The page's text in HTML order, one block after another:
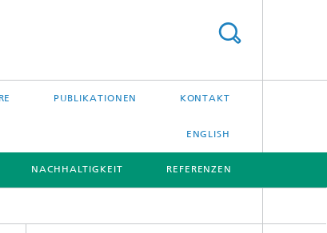
PUBLIKATIONEN KONTAKT
ENGLISH
NACHHALTIGKEIT REFERENZEN